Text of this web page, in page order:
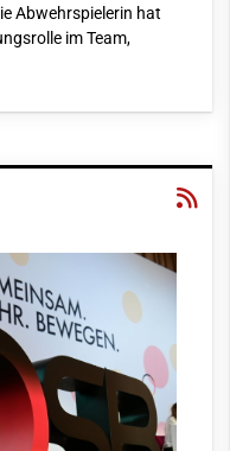
Abwehrspielerin hat
im Team,